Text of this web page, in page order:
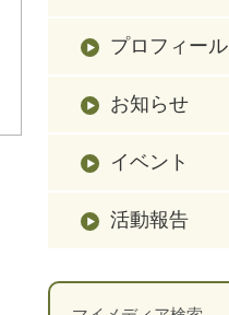
プロフィール
お知らせ
イベント
活動報告